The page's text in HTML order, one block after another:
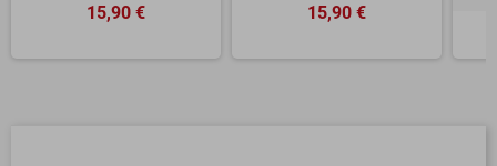
15,90 € 15,90 €